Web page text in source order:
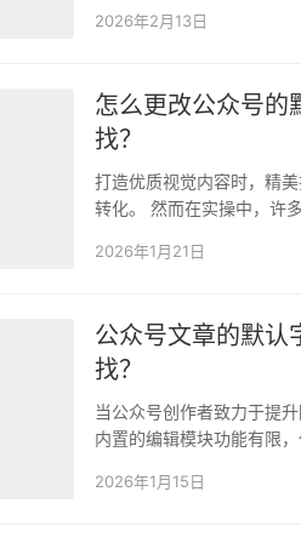
2026年2月13日
怎么更改公众号的
找？
打造优质视觉内容时，精
转化。 然而在实操中，许
2026年1月21日
公众号文章的默认
找？
当公众号创作者致力于提
内置的编辑模块功能有限
2026年1月15日